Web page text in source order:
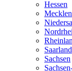
Hessen
Saarland
Sachsen